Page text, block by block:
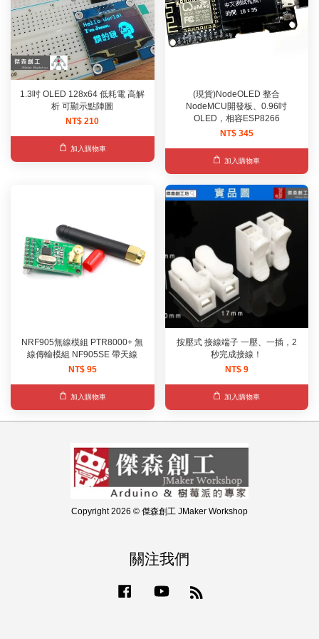
1.3吋 OLED 128x64 低耗電 高解
析 可顯示點陣圖
NT$ 210
加入購物車
(現貨)NodeOLED 整合
NodeMCU開發板、0.96吋
OLED，相容ESP8266
NT$ 345
加入購物車
NRF905無線模組 PTR8000+ 無
線傳輸模組 NF905SE 帶天線
NT$ 95
加入購物車
按壓式 接線端子 一壓、一插，2
秒完成接線！
NT$ 9
加入購物車
Copyright 2026 © 傑森創工 JMaker Workshop
關注我們
Facebook YouTube